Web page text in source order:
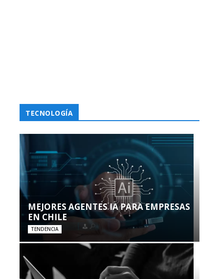
TECNOLOGÍA
MEJORES AGENTES IA PARA EMPRESAS
EN CHILE
TENDENCIA